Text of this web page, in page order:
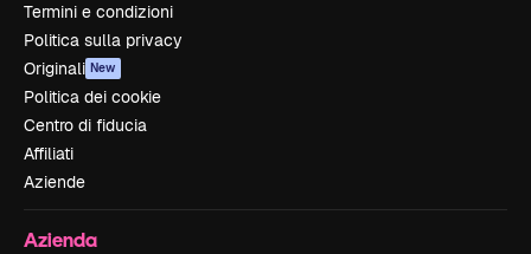
Termini e condizioni
Politica sulla privacy
Originali New
Politica dei cookie
Centro di fiducia
Affiliati
Aziende
Azienda